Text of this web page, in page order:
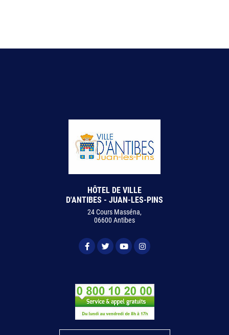
HÔTEL DE VILLE
D'ANTIBES - JUAN-LES-PINS
24 Cours Masséna,
06600 Antibes